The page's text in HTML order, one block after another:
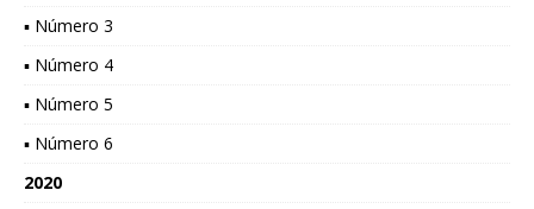
▪ Número 3
▪ Número 4
▪ Número 5
▪ Número 6
2020